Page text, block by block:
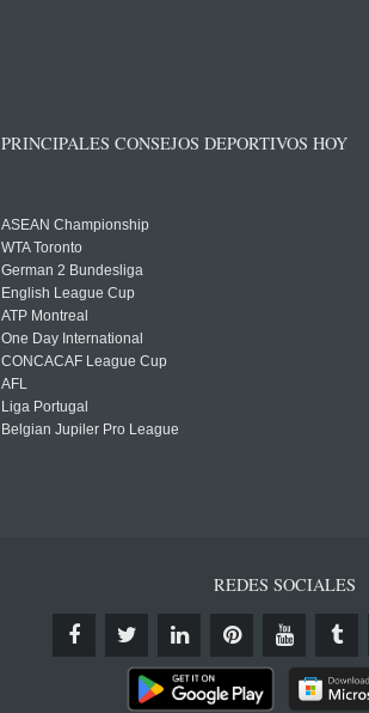
PRINCIPALES CONSEJOS DEPORTIVOS HOY
ASEAN Championship
WTA Toronto
German 2 Bundesliga
English League Cup
ATP Montreal
One Day International
CONCACAF League Cup
AFL
Liga Portugal
Belgian Jupiler Pro League
REDES SOCIALES